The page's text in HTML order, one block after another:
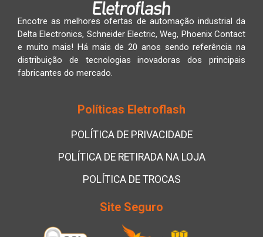
Encotre as melhores ofertas de automação industrial da
Delta Electronics, Schneider Electric, Weg, Phoenix Contact
e muito mais! Há mais de 20 anos sendo referência na
distribuição de tecnologias inovadoras dos principais
fabricantes do mercado.
Políticas Eletroflash
POLÍTICA DE PRIVACIDADE
POLÍTICA DE RETIRADA NA LOJA
POLÍTICA DE TROCAS
Site Seguro